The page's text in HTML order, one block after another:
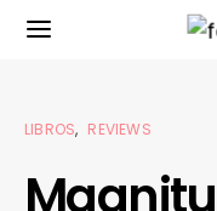
LIBROS REVIEWS